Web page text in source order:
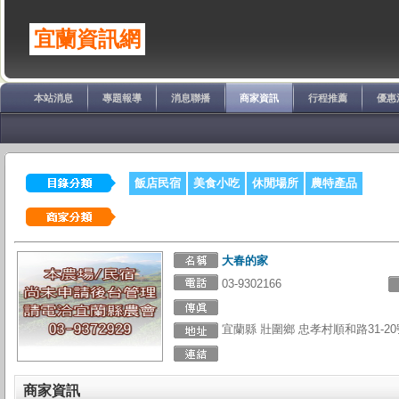
宜蘭資訊網
本站消息 專題報導 消息聯播 商家資訊 行程推薦 優惠
飯店民宿 美食小吃 休閒場所 農特產品
大春的家
03-9302166
宜蘭縣 壯圍鄉 忠孝村順和路31-20
商家資訊